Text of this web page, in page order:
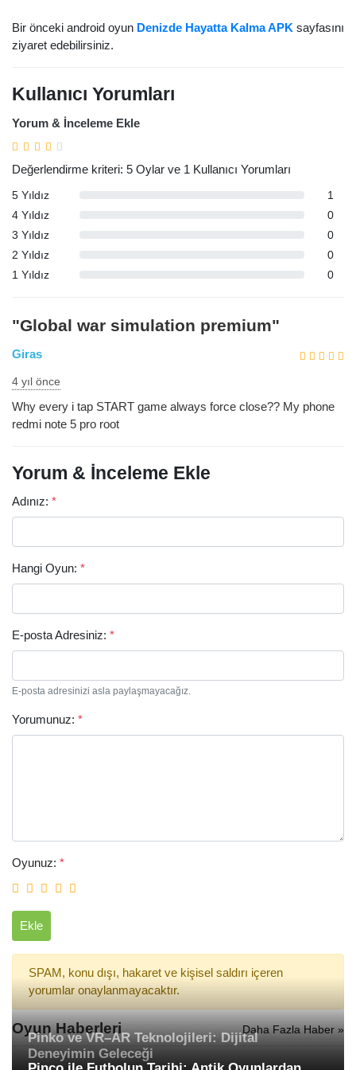
Bir önceki android oyun Denizde Hayatta Kalma APK sayfasını
ziyaret edebilirsiniz.
Kullanıcı Yorumları
Yorum & İnceleme Ekle
Değerlendirme kriteri: 5 Oylar ve 1 Kullanıcı Yorumları
5 Yıldız
1
4 Yıldız
0
3 Yıldız
0
2 Yıldız
0
1 Yıldız
0
"Global war simulation premium"
Giras
4 yıl önce
Why every i tap START game always force close?? My phone
redmi note 5 pro root
Yorum & İnceleme Ekle
Adınız: *
Hangi Oyun: *
E-posta Adresiniz: *
E-posta adresinizi asla paylaşmayacağız.
Yorumunuz: *
Oyunuz: *
Ekle
SPAM, konu dışı, hakaret ve kişisel saldırı içeren
yorumlar onaylanmayacaktır.
Oyun Haberleri Daha Fazla Haber »
Pinko ve VR–AR Teknolojileri: Dijital
Deneyimin Geleceği